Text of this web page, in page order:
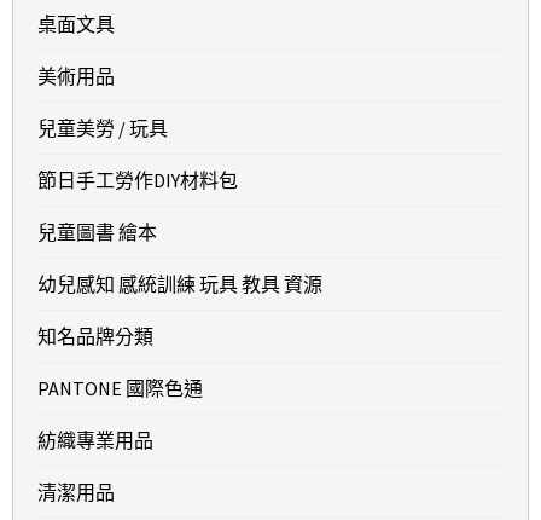
桌面文具
美術用品
兒童美勞 / 玩具
節日手工勞作DIY材料包
兒童圖書 繪本
幼兒感知 感統訓練 玩具 教具 資源
知名品牌分類
PANTONE 國際色通
紡織專業用品
清潔用品